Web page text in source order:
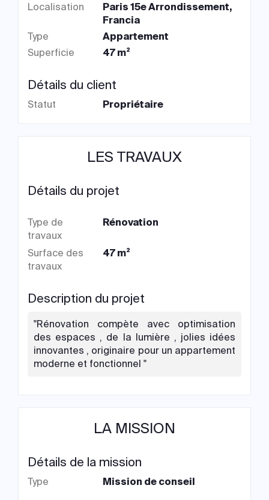
Localisation
Paris 15e Arrondissement,
Francia
Type
Appartement
Superficie
47 m²
Détails du client
Statut Propriétaire
LES TRAVAUX
Détails du projet
Type de
travaux
Rénovation
Surface des
travaux
47 m²
Description du projet
"Rénovation compète avec optimisation
des espaces , de la lumière , jolies idées
innovantes , originaire pour un appartement
moderne et fonctionnel "
LA MISSION
Détails de la mission
Type Mission de conseil